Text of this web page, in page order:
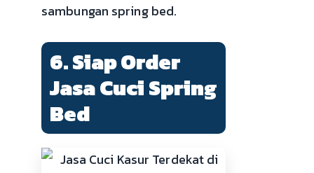
sambungan spring bed.
6. Siap Order
Jasa Cuci Spring
Bed